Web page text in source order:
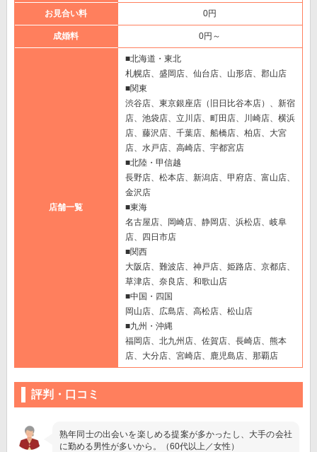
お見合い料 0円
成婚料 0円～
店舗一覧
■北海道・東北
札幌店、盛岡店、仙台店、山形店、郡山店
■関東
渋谷店、東京銀座店（旧日比谷本店）、新宿
店、池袋店、立川店、町田店、川崎店、横浜
店、藤沢店、千葉店、船橋店、柏店、大宮
店、水戸店、高崎店、宇都宮店
■北陸・甲信越
長野店、松本店、新潟店、甲府店、富山店、
金沢店
■東海
名古屋店、岡崎店、静岡店、浜松店、岐阜
店、四日市店
■関西
大阪店、難波店、神戸店、姫路店、京都店、
草津店、奈良店、和歌山店
■中国・四国
岡山店、広島店、高松店、松山店
■九州・沖縄
福岡店、北九州店、佐賀店、長崎店、熊本
店、大分店、宮崎店、鹿児島店、那覇店
評判・口コミ
熟年同士の出会いを楽しめる提案が多かったし、大手の会社
に勤める男性が多いから。（60代以上／女性）